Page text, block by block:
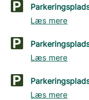
Læs mere
Læs mere
Læs mere